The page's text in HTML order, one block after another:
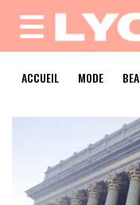
MENU
ACCUEIL MODE